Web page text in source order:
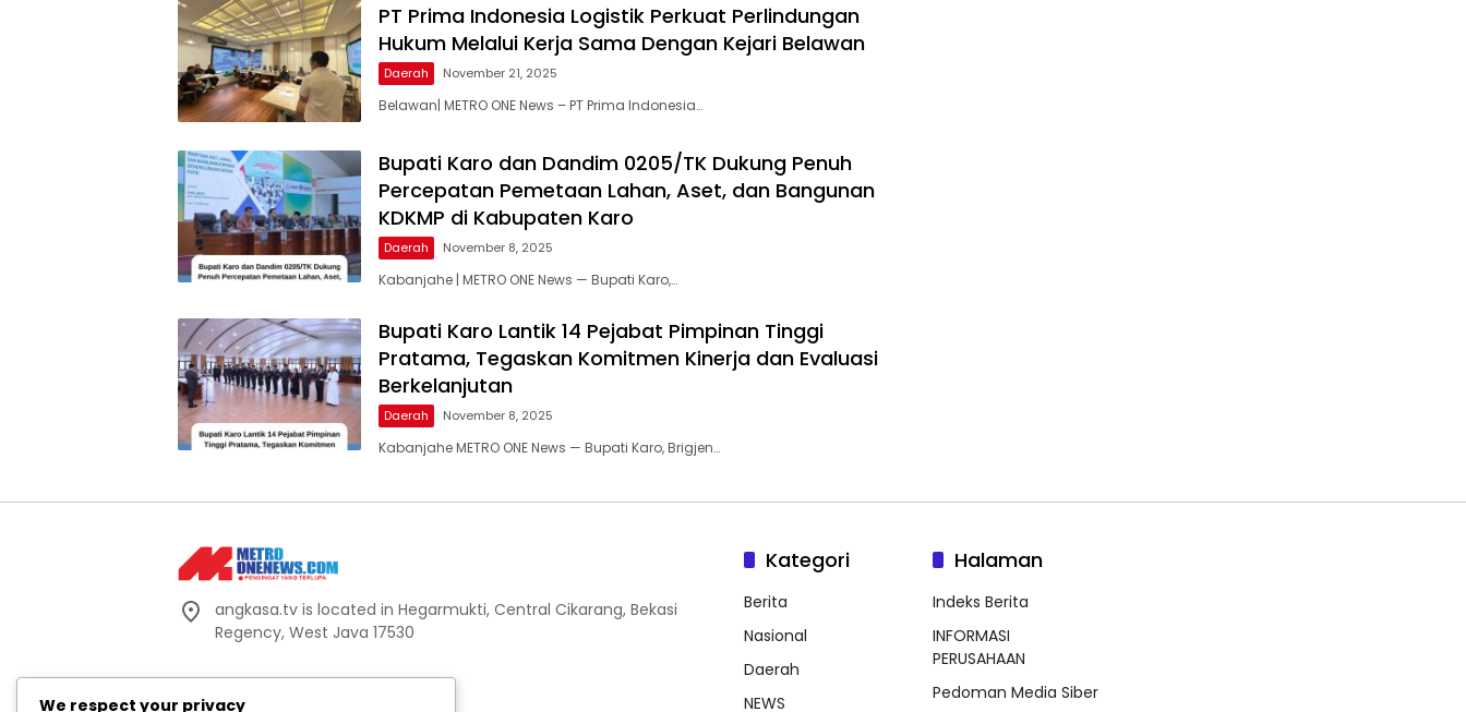
PT Prima Indonesia Logistik Perkuat Perlindungan
Hukum Melalui Kerja Sama Dengan Kejari Belawan
Daerah November 21, 2025
Belawan| METRO ONE News – PT Prima Indonesia…
Bupati Karo dan Dandim 0205/TK Dukung Penuh
Percepatan Pemetaan Lahan, Aset, dan Bangunan
KDKMP di Kabupaten Karo
Daerah November 8, 2025
Kabanjahe | METRO ONE News — Bupati Karo,…
Bupati Karo Lantik 14 Pejabat Pimpinan Tinggi
Pratama, Tegaskan Komitmen Kinerja dan Evaluasi
Berkelanjutan
Daerah November 8, 2025
Kabanjahe METRO ONE News — Bupati Karo, Brigjen…
angkasa.tv is located in Hegarmukti, Central Cikarang, Bekasi
Regency, West Java 17530
Kategori
Berita
Nasional
Daerah
NEWS
Halaman
Indeks Berita
INFORMASI
PERUSAHAAN
Pedoman Media Siber
We respect your privacy